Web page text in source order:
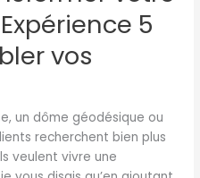
5
vos
un dôme géodésique ou
recherchent bien plus
veulent vivre une